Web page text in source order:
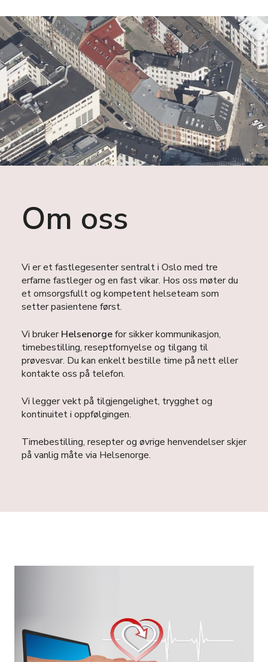
Om oss
Vi er et fastlegesenter sentralt i Oslo med tre
erfarne fastleger og en fast vikar. Hos oss møter du
et omsorgsfullt og kompetent helseteam som
setter pasientene først.
Vi brukerHelsenorgefor sikker kommunikasjon,
timebestilling, reseptfornyelse og tilgang til
prøvesvar. Du kan enkelt bestille time på nett eller
kontakte oss på telefon.
Vi legger vekt på tilgjengelighet, trygghet og
kontinuitet i oppfølgingen.
Timebestilling, resepter og øvrige henvendelser skjer
på vanlig måte via Helsenorge.